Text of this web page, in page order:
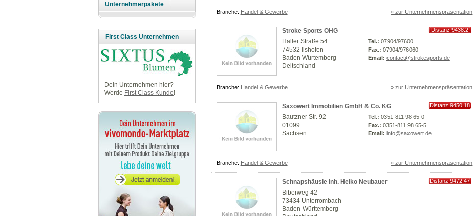
Unternehmerpakete
First Class Unternehmen
Dein Unternehmen hier?
Werde First Class Kunde!
Branche: Handel & Gewerbe » zur Unternehmenspräsentation
Stroke Sports OHG
Distanz 9438.2
Haller Straße 54
74532 Ilshofen
Baden Würtemberg
Deitschland
Tel.: 07904/97600
Fax.: 07904/976060
Email: contact@strokesports.de
Branche: Handel & Gewerbe » zur Unternehmenspräsentation
Saxowert Immobilien GmbH & Co. KG
Distanz 9450.18
Bautzner Str. 92
01099
Sachsen
Tel.: 0351-811 98 65-0
Fax.: 0351-811 98 65-5
Email: info@saxowert.de
Branche: Handel & Gewerbe » zur Unternehmenspräsentation
Schnapshäusle Inh. Heiko Neubauer
Distanz 9472.47
Biberweg 42
73434 Unterrombach
Baden-Württemberg